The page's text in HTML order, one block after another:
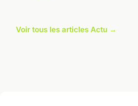
Voir tous les articles Actu →